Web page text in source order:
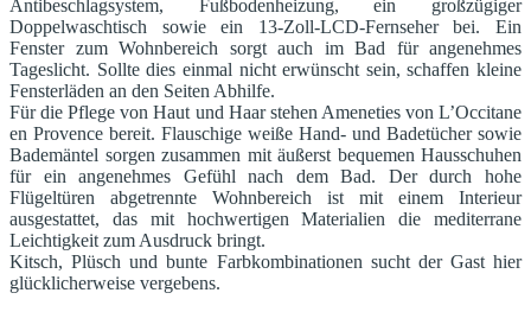
Antibeschlagsystem, Fußbodenheizung, ein großzügiger
Doppelwaschtisch sowie ein 13-Zoll-LCD-Fernseher bei. Ein
Fenster zum Wohnbereich sorgt auch im Bad für angenehmes
Tageslicht. Sollte dies einmal nicht erwünscht sein, schaffen kleine
Fensterläden an den Seiten Abhilfe.
Für die Pflege von Haut und Haar stehen Ameneties von L’Occitane
en Provence bereit. Flauschige weiße Hand- und Badetücher sowie
Bademäntel sorgen zusammen mit äußerst bequemen Hausschuhen
für ein angenehmes Gefühl nach dem Bad. Der durch hohe
Flügeltüren abgetrennte Wohnbereich ist mit einem Interieur
ausgestattet, das mit hochwertigen Materialien die mediterrane
Leichtigkeit zum Ausdruck bringt.
Kitsch, Plüsch und bunte Farbkombinationen sucht der Gast hier
glücklicherweise vergebens.